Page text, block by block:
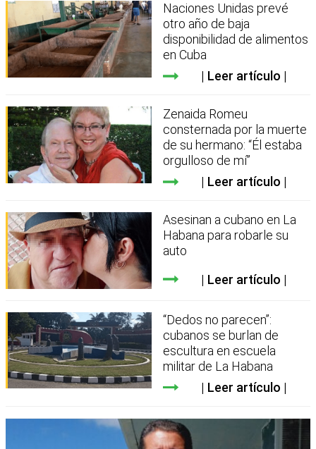
Naciones Unidas prevé
otro año de baja
disponibilidad de alimentos
en Cuba
Leer artículo
Zenaida Romeu
consternada por la muerte
de su hermano: “Él estaba
orgulloso de mí”
Leer artículo
Asesinan a cubano en La
Habana para robarle su
auto
Leer artículo
“Dedos no parecen”:
cubanos se burlan de
escultura en escuela
militar de La Habana
Leer artículo